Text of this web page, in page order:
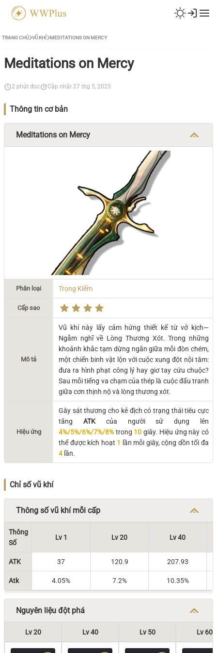
TRANG CHỦ VŨ KHÍ MEDITATIONS ON MERCY
Meditations on Mercy
2 phút đọc Cập nhật 27 thg 5, 2025
Thông tin cơ bản
Meditations on Mercy
Phân loại Trọng Kiếm
Cấp sao
Mô tả
Vũ khí này lấy cảm hứng thiết kế từ vở kịch—
Ngẫm nghĩ về Lòng Thương Xót. Trong những
khoảnh khắc tạm dừng ngắn giữa mỗi đòn chém,
một chiến binh vật lộn với cuộc xung đột nội tâm:
đưa ra hình phạt công lý hay giơ tay cứu chuộc?
Sau mỗi tiếng va chạm của thép là cuộc đấu tranh
giữa cơn thịnh nộ và lòng thương xót.
Hiệu ứng
Gây sát thương cho kẻ địch có trạng thái tiêu cực
tăng ATKcủa người sử dụng lên
4%/5%/6%/7%/8%trong 10 giây. Hiệu ứng này có
thể được kích hoạt 1 lần mỗi giây, cộng dồn tối đa
4 lần.
Chỉ số vũ khí
Thông số vũ khí mỗi cấp
Thông
Số
Lv 1 Lv 20 Lv 40
ATK 37 120.9 207.93
Atk 4.05% 7.2% 10.35%
Nguyên liệu đột phá
Lv 20 Lv 40 Lv 50 Lv 60